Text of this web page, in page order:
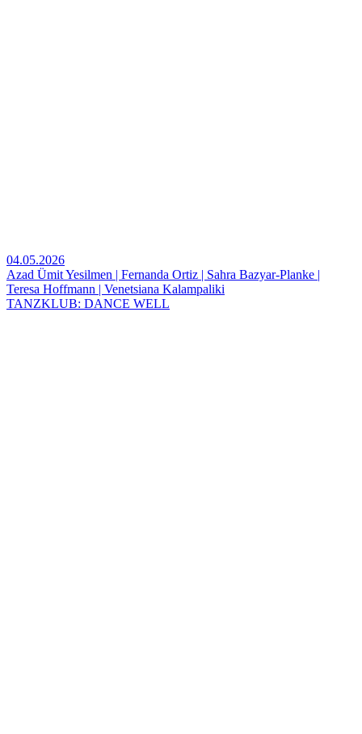
04.05.2026
Azad Ümit Yesilmen | Fernanda Ortiz | Sahra Bazyar-Planke |
Teresa Hoffmann | Venetsiana Kalampaliki
TANZKLUB: DANCE WELL